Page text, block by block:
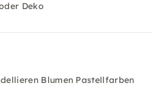
Deko
Blumen Pastellfarben